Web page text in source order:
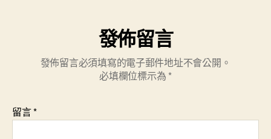
發佈留言
發佈留言必須填寫的電子郵件地址不會公開。
必填欄位標示為 *
留言*